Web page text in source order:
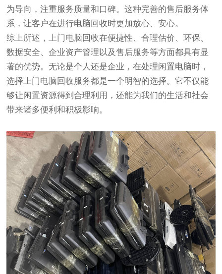
为导向，注重服务质量和口碑。这种完善的售后服务体
系，让客户在进行电脑回收时更加放心、安心。
综上所述，上门电脑回收在便捷性、合理估价、环保、
数据安全、企业资产管理以及售后服务等方面都具有显
著的优势。无论是个人还是企业，在处理闲置电脑时，
选择上门电脑回收服务都是一个明智的选择。它不仅能
够让闲置资源得到合理利用，还能为我们的生活和社会
带来诸多便利和积极影响。